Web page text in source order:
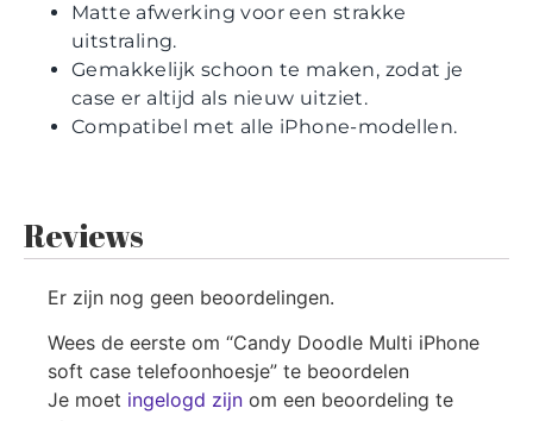
Matte afwerking voor een strakke
uitstraling.
Gemakkelijk schoon te maken, zodat je
case er altijd als nieuw uitziet.
Compatibel met alle iPhone-modellen.
Reviews
Er zijn nog geen beoordelingen.
Wees de eerste om “Candy Doodle Multi iPhone
soft case telefoonhoesje” te beoordelen
Je moet ingelogd zijn om een beoordeling te